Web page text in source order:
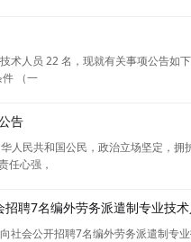
人员 22 名，现就有关事项公告如
（一
告
人民共和国公民，政治立场坚定，
任心强，
聘7名编外劳务派遣制专业技
会公开招聘7名编外劳务派遣制专